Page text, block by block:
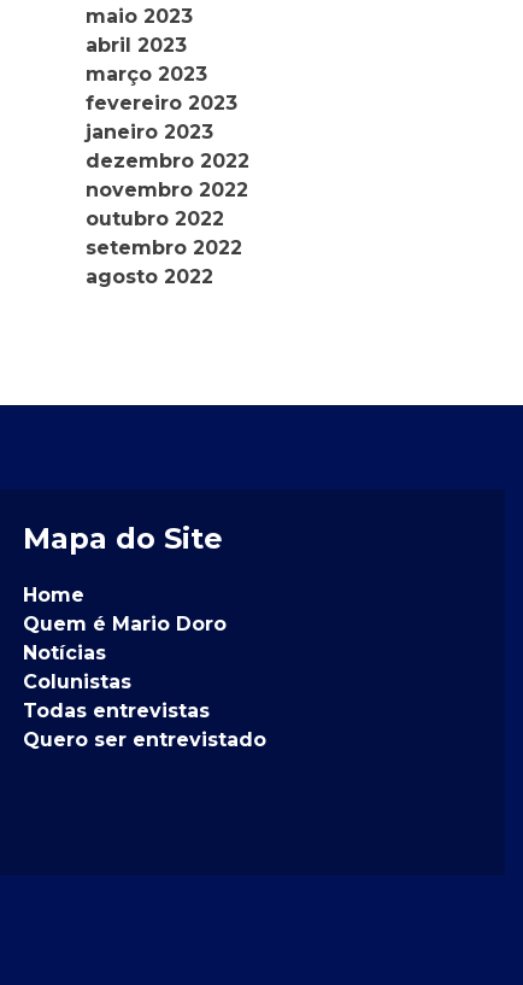
maio 2023
abril 2023
março 2023
fevereiro 2023
janeiro 2023
dezembro 2022
novembro 2022
outubro 2022
setembro 2022
agosto 2022
Mapa do Site
Home
Quem é Mario Doro
Notícias
Colunistas
Todas entrevistas
Quero ser entrevistado